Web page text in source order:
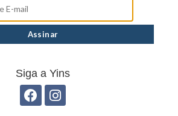
EM
Siga a Yins